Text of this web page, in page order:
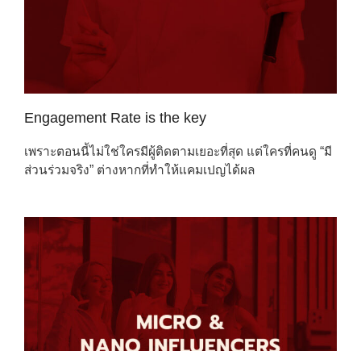
Engagement Rate is the key
เพราะตอนนี้ไม่ใช่ใครมีผู้ติดตามเยอะที่สุด แต่ใครที่คนดู “มี
ส่วนร่วมจริง” ต่างหากที่ทำให้แคมเปญได้ผล